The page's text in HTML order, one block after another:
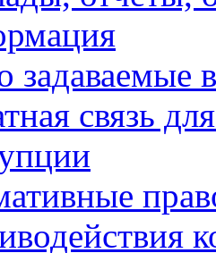
задаваемые
связь